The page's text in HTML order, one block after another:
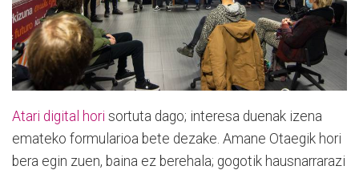
Atari digital hori sortuta dago; interesa duenak izena
emateko formularioa bete dezake. Amane Otaegik hori
bera egin zuen, baina ez berehala; gogotik hausnarrarazi